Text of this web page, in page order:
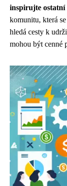
inspirujte ostatní
komunitu, která
hledá cesty k
mohou být cenné